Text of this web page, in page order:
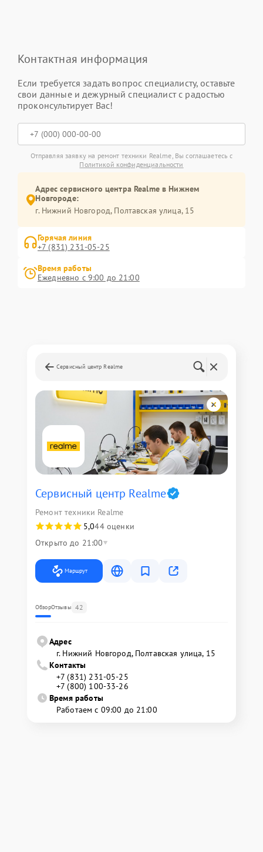
Контактная информация
Если требуется задать вопрос специалисту, оставьте
свои данные и дежурный специалист с радостью
проконсультирует Вас!
Отправляя заявку на ремонт техники Realme, Вы соглашаетесь с
Политикой конфиденциальности
Адрес сервисного центра Realme в Нижнем
Новгороде:
г. Нижний Новгород, Полтавская улица, 15
Горячая линия
+7 (831) 231-05-25
Время работы
Ежедневно с 9:00 до 21:00
Сервисный центр Realme
Сервисный центр Realme
Ремонт техники Realme
5,044 оценки
Открыто до 21:00
Маршрут
ОбзорОтзывы 42
Адрес
г. Нижний Новгород, Полтавская улица, 15
Контакты
+7 (831) 231-05-25
+7 (800) 100-33-26
Время работы
Работаем с 09:00 до 21:00